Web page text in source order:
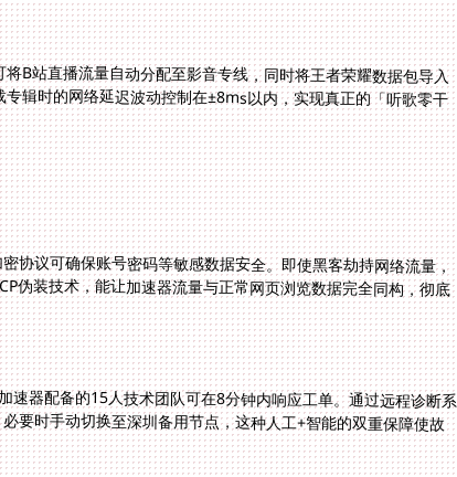
B站直播流量自动分配至影音专线，同时将王者荣耀数据包导入
辑时的网络延迟波动控制在±8ms以内，实现真正的「听歌零干
协议可确保账号密码等敏感数据安全。即使黑客劫持网络流量，
伪装技术，能让加速器流量与正常网页浏览数据完全同构，彻底
器配备的15人技术团队可在8分钟内响应工单。通过远程诊断系
要时手动切换至深圳备用节点，这种人工+智能的双重保障使故